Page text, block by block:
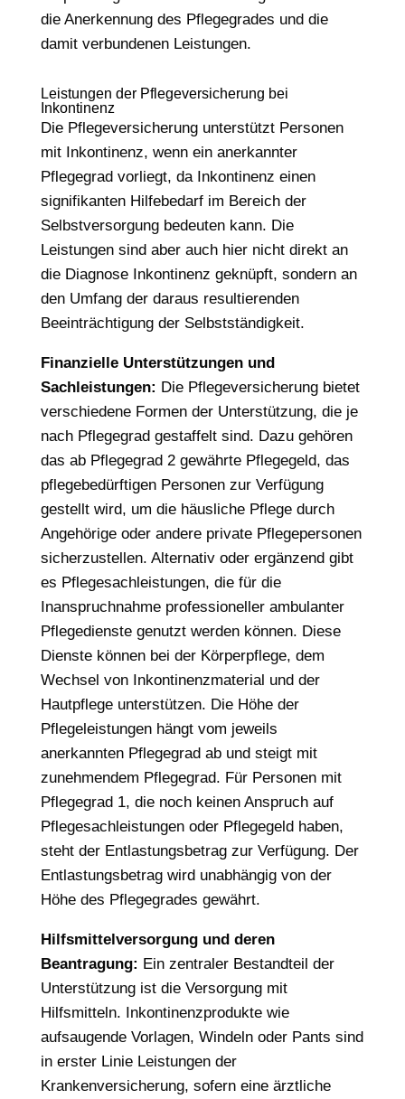
die Anerkennung des Pflegegrades und die
damit verbundenen Leistungen.
Leistungen der Pflegeversicherung bei
Inkontinenz
Die Pflegeversicherung unterstützt Personen
mit Inkontinenz, wenn ein anerkannter
Pflegegrad vorliegt, da Inkontinenz einen
signifikanten Hilfebedarf im Bereich der
Selbstversorgung bedeuten kann. Die
Leistungen sind aber auch hier nicht direkt an
die Diagnose Inkontinenz geknüpft, sondern an
den Umfang der daraus resultierenden
Beeinträchtigung der Selbstständigkeit.
Finanzielle Unterstützungen und
Sachleistungen: Die Pflegeversicherung bietet
verschiedene Formen der Unterstützung, die je
nach Pflegegrad gestaffelt sind. Dazu gehören
das ab Pflegegrad 2 gewährte Pflegegeld, das
pflegebedürftigen Personen zur Verfügung
gestellt wird, um die häusliche Pflege durch
Angehörige oder andere private Pflegepersonen
sicherzustellen. Alternativ oder ergänzend gibt
es Pflegesachleistungen, die für die
Inanspruchnahme professioneller ambulanter
Pflegedienste genutzt werden können. Diese
Dienste können bei der Körperpflege, dem
Wechsel von Inkontinenzmaterial und der
Hautpflege unterstützen. Die Höhe der
Pflegeleistungen hängt vom jeweils
anerkannten Pflegegrad ab und steigt mit
zunehmendem Pflegegrad. Für Personen mit
Pflegegrad 1, die noch keinen Anspruch auf
Pflegesachleistungen oder Pflegegeld haben,
steht der Entlastungsbetrag zur Verfügung. Der
Entlastungsbetrag wird unabhängig von der
Höhe des Pflegegrades gewährt.
Hilfsmittelversorgung und deren
Beantragung: Ein zentraler Bestandteil der
Unterstützung ist die Versorgung mit
Hilfsmitteln. Inkontinenzprodukte wie
aufsaugende Vorlagen, Windeln oder Pants sind
in erster Linie Leistungen der
Krankenversicherung, sofern eine ärztliche